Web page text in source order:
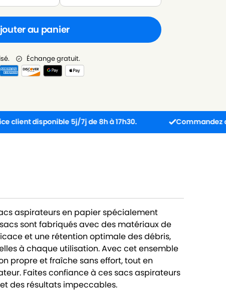
au panier
Échange gratuit.
5j/7j de 8h à 17h30. Commandez avant
aspirateurs en papier spécialement
sacs sont fabriqués avec des matériaux de
et une rétention optimale des débris,
à chaque utilisation. Avec cet ensemble
propre et fraîche sans effort, tout en
Faites confiance à ces sacs aspirateurs
des résultats impeccables.